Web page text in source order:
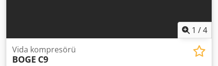
1 /4
Vida kompresörü
BOGE C9